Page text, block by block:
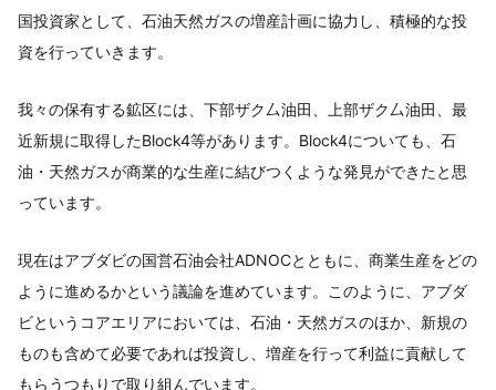
国投資家として、石油天然ガスの増産計画に協力し、積極的な投
資を行っていきます。
我々の保有する鉱区には、下部ザク厶油田、上部ザク厶油田、最
近新規に取得したBlock4等があります。Block4についても、石
油・天然ガスが商業的な生産に結びつくような発見ができたと思
っています。
現在はアブダビの国営石油会社ADNOCとともに、商業生産をどの
ように進めるかという議論を進めています。このように、アブダ
ビというコアエリアにおいては、石油・天然ガスのほか、新規の
ものも含めて必要であれば投資し、増産を行って利益に貢献して
もらうつもりで取り組んでいます。